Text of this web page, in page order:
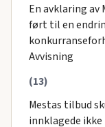
En avklaring av
ført til en
Avvisning
(13)
Mestas tilbud
innklagede